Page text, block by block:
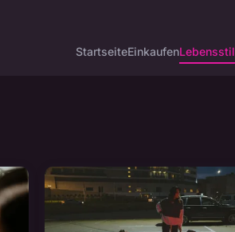
StartseiteEinkaufenLebensstil